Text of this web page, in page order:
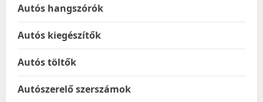
Autós hangszórók
Autós kiegészítők
Autós töltők
Autószerelő szerszámok